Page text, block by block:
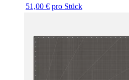
51,00 € pro Stück